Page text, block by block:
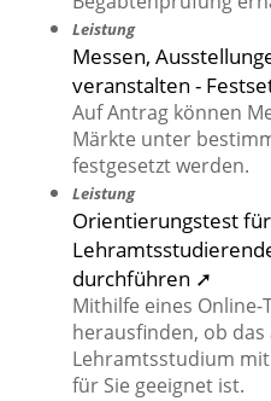
Leistung
Messen,
veranstalten -
Auf Antrag können
Märkte unter
festgesetzt werden.
Leistung
Orientierungstest
durchführen ➚
Mithilfe eines Online-
herausfinden, ob
Lehramtsstudium
für Sie geeignet ist.